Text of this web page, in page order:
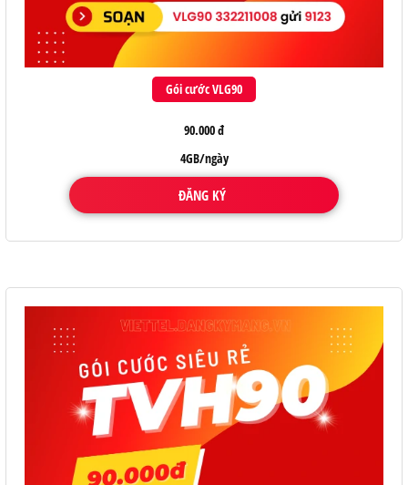
Gói cước VLG90
90.000 đ
4GB/ngày
ĐĂNG KÝ